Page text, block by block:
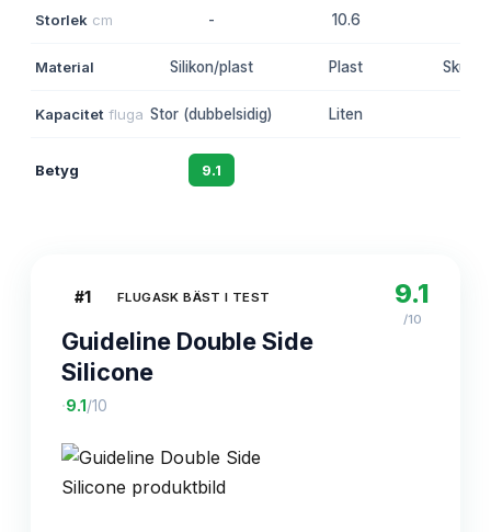
Storlek cm - 10.6
Material Silikon/plast Plast Skum/
Kapacitet fluga Stor (dubbelsidig) Liten
Betyg 9.1
#1 FLUGASK BÄST I TEST
Guideline Double Side
Silicone
·9.1 /10
9.1
/10